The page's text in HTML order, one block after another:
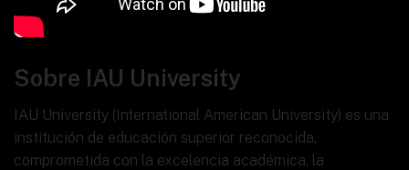
Sobre IAU University
IAU University (International American University) es una
institución de educación superior reconocida,
comprometida con la excelencia académica, la